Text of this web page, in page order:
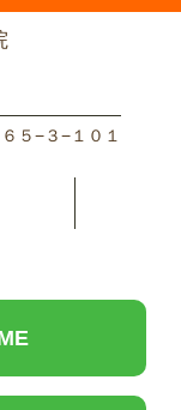
５−３−１０１